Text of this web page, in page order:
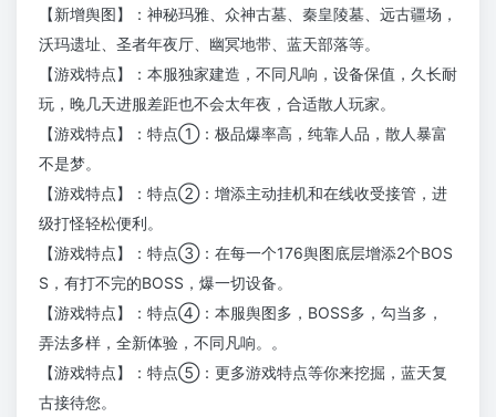
【新增舆图】：神秘玛雅、众神古墓、秦皇陵墓、远古疆场，
沃玛遗址、圣者年夜厅、幽冥地带、蓝天部落等。
【游戏特点】：本服独家建造，不同凡响，设备保值，久长耐
玩，晚几天进服差距也不会太年夜，合适散人玩家。
【游戏特点】：特点①：极品爆率高，纯靠人品，散人暴富
不是梦。
【游戏特点】：特点②：增添主动挂机和在线收受接管，进
级打怪轻松便利。
【游戏特点】：特点③：在每一个176舆图底层增添2个BOS
S，有打不完的BOSS，爆一切设备。
【游戏特点】：特点④：本服舆图多，BOSS多，勾当多，
弄法多样，全新体验，不同凡响。。
【游戏特点】：特点⑤：更多游戏特点等你来挖掘，蓝天复
古接待您。